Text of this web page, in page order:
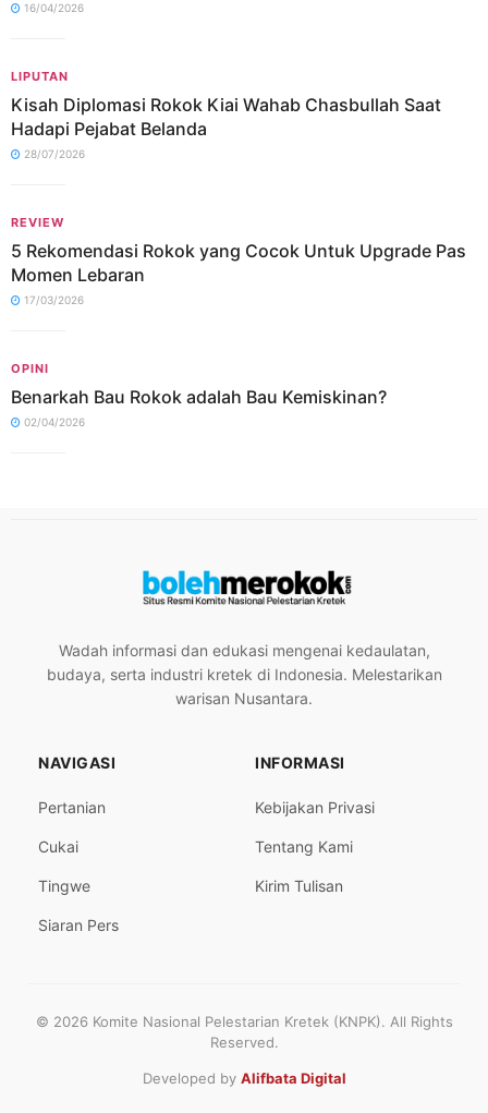
16/04/2026
LIPUTAN
Kisah Diplomasi Rokok Kiai Wahab Chasbullah Saat
Hadapi Pejabat Belanda
28/07/2026
REVIEW
5 Rekomendasi Rokok yang Cocok Untuk Upgrade Pas
Momen Lebaran
17/03/2026
OPINI
Benarkah Bau Rokok adalah Bau Kemiskinan?
02/04/2026
Wadah informasi dan edukasi mengenai kedaulatan,
budaya, serta industri kretek di Indonesia. Melestarikan
warisan Nusantara.
NAVIGASI
Pertanian
Cukai
Tingwe
Siaran Pers
INFORMASI
Kebijakan Privasi
Tentang Kami
Kirim Tulisan
© 2026 Komite Nasional Pelestarian Kretek (KNPK). All Rights
Reserved.
Developed by Alifbata Digital